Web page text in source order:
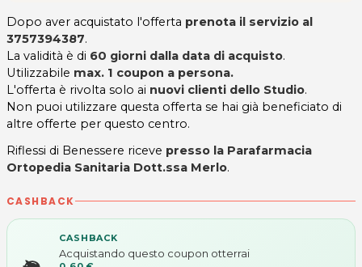
Dopo aver acquistato l'offerta prenota il servizio al
3757394387.
La validità è di 60 giorni dalla data di acquisto.
Utilizzabile max. 1 coupon a persona.
L'offerta è rivolta solo ai nuovi clienti dello Studio.
Non puoi utilizzare questa offerta se hai già beneficiato di
altre offerte per questo centro.
Riflessi di Benessere riceve presso la Parafarmacia
Ortopedia Sanitaria Dott.ssa Merlo.
CASHBACK
CASHBACK
Acquistando questo coupon otterrai